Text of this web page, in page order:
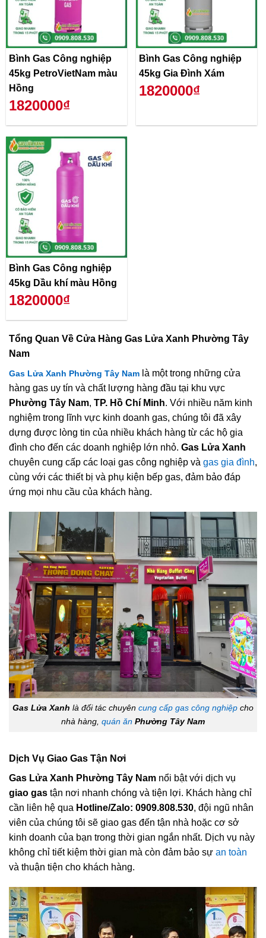
Bình Gas Công nghiệp
45kg PetroVietNam màu
Hồng
1820000₫
Bình Gas Công nghiệp
45kg Gia Đình Xám
1820000₫
Bình Gas Công nghiệp
45kg Dầu khí màu Hồng
1820000₫
Tổng Quan Về Cửa Hàng Gas Lửa Xanh Phường Tây
Nam
Gas Lửa Xanh Phường Tây Nam là một trong những cửa
hàng gas uy tín và chất lượng hàng đầu tại khu vực
Phường Tây Nam, TP. Hồ Chí Minh. Với nhiều năm kinh
nghiệm trong lĩnh vực kinh doanh gas, chúng tôi đã xây
dựng được lòng tin của nhiều khách hàng từ các hộ gia
đình cho đến các doanh nghiệp lớn nhỏ. Gas Lửa Xanh
chuyên cung cấp các loại gas công nghiệp và gas gia đình,
cùng với các thiết bị và phụ kiện bếp gas, đảm bảo đáp
ứng mọi nhu cầu của khách hàng.
Gas Lửa Xanh là đối tác chuyên cung cấp gas công nghiệp cho
nhà hàng, quán ăn Phường Tây Nam
Dịch Vụ Giao Gas Tận Nơi
Gas Lửa Xanh Phường Tây Nam nổi bật với dịch vụ
giao gas tận nơi nhanh chóng và tiện lợi. Khách hàng chỉ
cần liên hệ qua Hotline/Zalo: 0909.808.530, đội ngũ nhân
viên của chúng tôi sẽ giao gas đến tận nhà hoặc cơ sở
kinh doanh của bạn trong thời gian ngắn nhất. Dịch vụ này
không chỉ tiết kiệm thời gian mà còn đảm bảo sự an toàn
và thuận tiện cho khách hàng.